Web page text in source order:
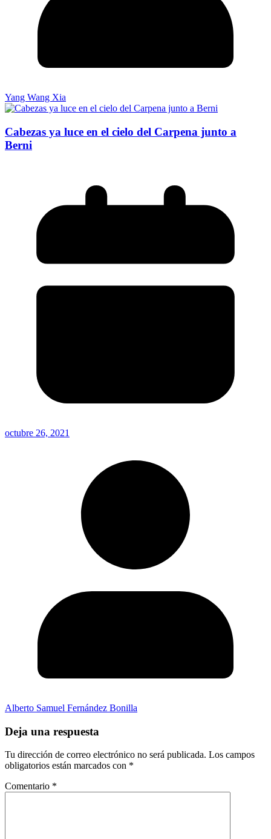
Yang Wang Xia
Cabezas ya luce en el cielo del Carpena junto a
Berni
octubre 26, 2021
Alberto Samuel Fernández Bonilla
Deja una respuesta
Tu dirección de correo electrónico no será publicada. Los campos
obligatorios están marcados con *
Comentario *